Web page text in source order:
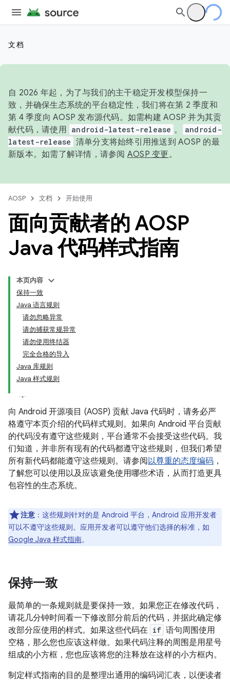
文档
自 2026 年起，为了与我们的主干稳定开发模型保持一
致，并确保生态系统的平台稳定性，我们将在第 2 季度和
第 4 季度向 AOSP 发布源代码。如需构建 AOSP 并为其贡
献代码，请使用 android-latest-release 。
android-
latest-release 清单分支将始终引用推送到 AOSP 的最
新版本。如需了解详情，请参阅 AOSP 变更。
AOSP 文档 开始使用
面向贡献者的 AOSP
Java 代码样式指南
本页内容
保持一致
Java 语言规则
请勿忽略异常
请勿捕获常规异常
请勿使用终结器
完全合格的导入
Java 库规则
Java 样式规则
向 Android 开源项目 (AOSP) 贡献 Java 代码时，请务必严
格遵守本页介绍的代码样式规则。如果向 Android 平台贡献
的代码没有遵守这些规则，平台通常不会接受这些代码。 我
们知道，并非所有现有的代码都遵守这些规则，但我们希望
所有新代码都能遵守这些规则。请参阅以尊重的态度编码 ，
了解您可以使用以及应该避免使用哪些术语，从而打造更具
包容性的生态系统。
注意 ：这些规则针对的是 Android 平台，Android 应用开发者
可以不遵守这些规则。应用开发者可以遵守他们选择的标准，如
Google Java 样式指南。
保持一致
最简单的一条规则就是要保持一致。如果您正在修改代码，
请花几分钟时间看一下修改部分前后的代码，并据此确定修
改部分应使用的样式。如果这些代码在 if 语句周围使用
空格，那么您也应该这样做。如果代码注释的周围是用星号
组成的小方框，您也应该将您的注释放在这样的小方框内。
制定样式指南的目的是整理出通用的编码词汇表，以便读者